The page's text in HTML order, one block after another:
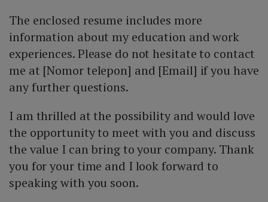
The enclosed resume includes more
information about my education and work
experiences. Please do not hesitate to contact
me at [Nomor telepon] and [Email] if you have
any further questions.
I am thrilled at the possibility and would love
the opportunity to meet with you and discuss
the value I can bring to your company. Thank
you for your time and I look forward to
speaking with you soon.